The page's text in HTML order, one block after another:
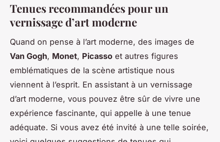
Tenues recommandées pour un
vernissage d’art moderne
Quand on pense à l’art moderne, des images de
Van Gogh, Monet, Picasso et autres figures
emblématiques de la scène artistique nous
viennent à l’esprit. En assistant à un vernissage
d’art moderne, vous pouvez être sûr de vivre une
expérience fascinante, qui appelle à une tenue
adéquate. Si vous avez été invité à une telle soirée,